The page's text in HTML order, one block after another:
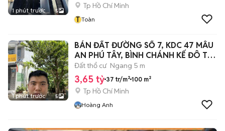
1 phút trước 5
Tp Hồ Chí Minh
T Toàn
1 phút trước 5
BÁN ĐẤT ĐƯỜNG SỐ 7, KDC 47 MẪU
AN PHÚ TÂY, BÌNH CHÁNH KẾ ĐÔ THỊ
VIN
Đất thổ cư Ngang 5 m
3,65 tỷ 37 tr/m² 100 m²
Tp Hồ Chí Minh
Hoàng Anh